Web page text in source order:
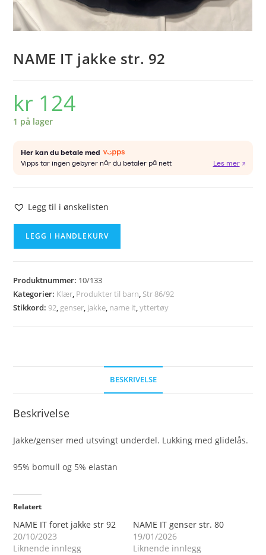
NAME IT jakke str. 92
kr 124
1 på lager
Legg til i ønskelisten
92
antall
LEGG I HANDLEKURV
Produktnummer: 10/133
Kategorier: Klær, Produkter til barn, Str 86/92
Stikkord: 92, genser, jakke, name it,yttertøy
BESKRIVELSE
Beskrivelse
Jakke/genser med utsvingt underdel. Lukking med glidelås.
95% bomull og 5% elastan
Relatert
NAME IT foret jakke str 92
20/10/2023
Liknende innlegg
NAME IT genser str. 80
19/01/2026
Liknende innlegg